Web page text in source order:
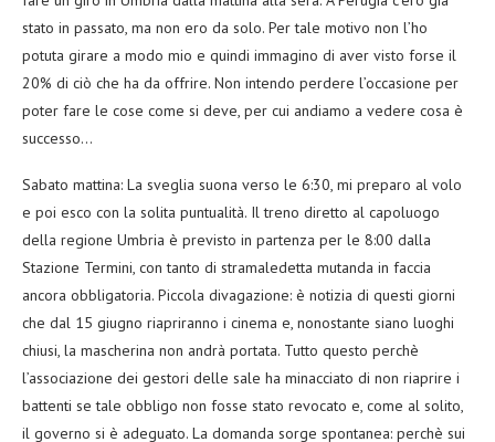
stato in passato, ma non ero da solo. Per tale motivo non l’ho
potuta girare a modo mio e quindi immagino di aver visto forse il
20% di ciò che ha da offrire. Non intendo perdere l’occasione per
poter fare le cose come si deve, per cui andiamo a vedere cosa è
successo…
Sabato mattina: La sveglia suona verso le 6:30, mi preparo al volo
e poi esco con la solita puntualità. Il treno diretto al capoluogo
della regione Umbria è previsto in partenza per le 8:00 dalla
Stazione Termini, con tanto di stramaledetta mutanda in faccia
ancora obbligatoria. Piccola divagazione: è notizia di questi giorni
che dal 15 giugno riapriranno i cinema e, nonostante siano luoghi
chiusi, la mascherina non andrà portata. Tutto questo perchè
l’associazione dei gestori delle sale ha minacciato di non riaprire i
battenti se tale obbligo non fosse stato revocato e, come al solito,
il governo si è adeguato. La domanda sorge spontanea: perchè sui